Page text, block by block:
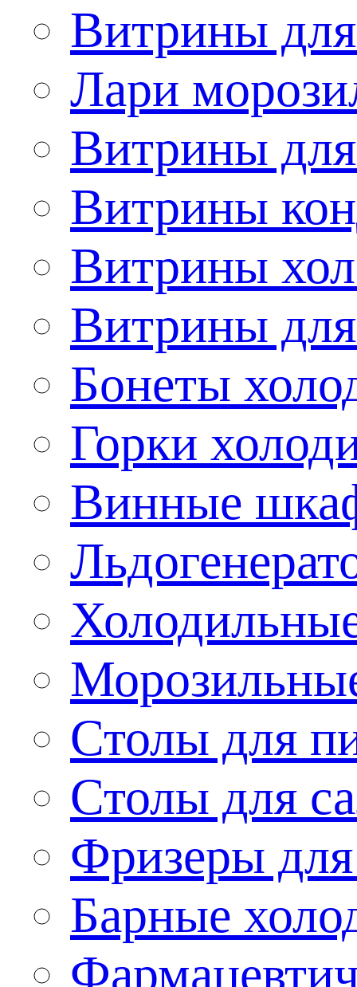
Витрины
Лари
Витрины
Витрины
Витрины
Витрины
Бонеты
Горки
Винные
Столы для
Столы для
Фризеры
Барные